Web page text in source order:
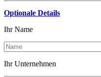
Optionale Details
Ihr Name
Ihr Unternehmen